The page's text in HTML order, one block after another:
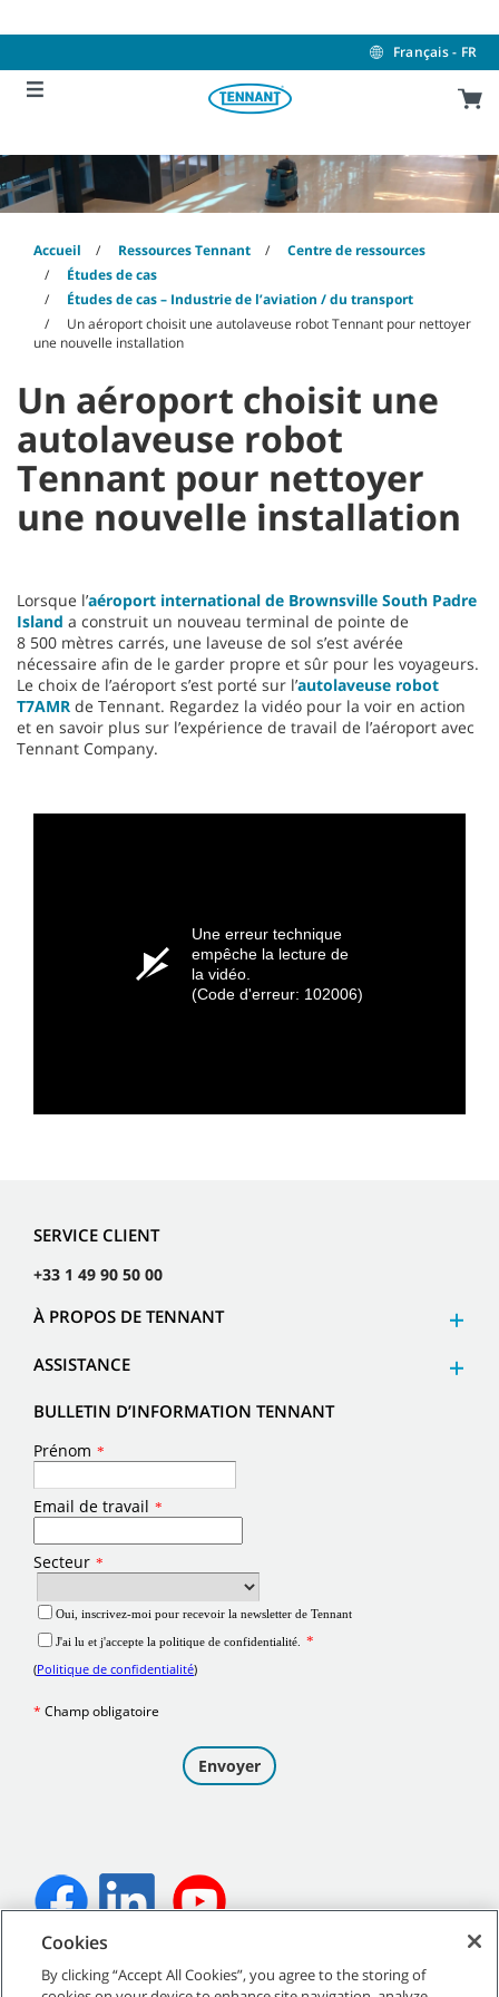
to
to
menu
Français - FR
Accueil Ressources Tennant
Centre de ressources
Études de cas
Études de cas – Industrie de l’aviation / du transport
Un aéroport choisit une autolaveuse robot Tennant pour nettoyer
une nouvelle installation
Un aéroport choisit une
autolaveuse robot
Tennant pour nettoyer
une nouvelle installation
Lorsque l’aéroport international de Brownsville South Padre
Island a construit un nouveau terminal de pointe de
8 500 mètres carrés, une laveuse de sol s’est avérée
nécessaire afin de le garder propre et sûr pour les voyageurs.
Le choix de l’aéroport s’est porté sur l’autolaveuse robot
T7AMR de Tennant. Regardez la vidéo pour la voir en action
et en savoir plus sur l’expérience de travail de l’aéroport avec
Tennant Company.
Une erreur technique
empêche la lecture de
la vidéo.
(Code d'erreur: 102006)
SERVICE CLIENT
+33 1 49 90 50 00
À PROPOS DE TENNANT
ASSISTANCE
BULLETIN D’INFORMATION TENNANT
©2026Tennant Company. Tous droits réservés.
Cookies
By clicking “Accept All Cookies”, you agree to the storing of